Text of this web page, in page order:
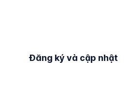
Đăng ký và cập nhật